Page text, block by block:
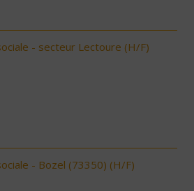
- secteur Lectoure (H/F)
- Bozel (73350) (H/F)